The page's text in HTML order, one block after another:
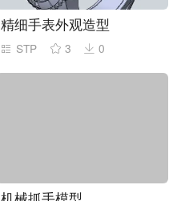
精细手表外观造型
STP 3 0